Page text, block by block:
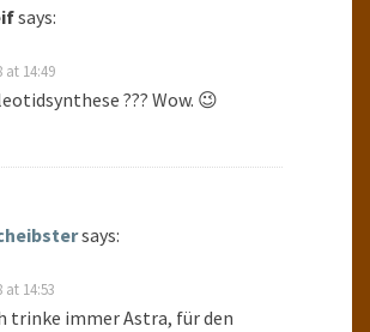
says:
at 14:49
??? Wow. 😉
says:
at 14:53
trinke immer Astra, für den